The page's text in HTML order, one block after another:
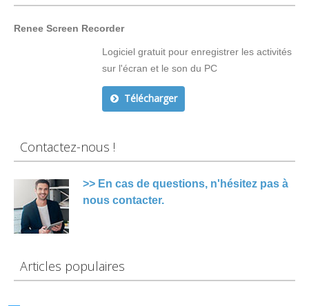
Renee Screen Recorder
Logiciel gratuit pour enregistrer les activités
sur l'écran et le son du PC
Télécharger
Contactez-nous !
>> En cas de questions, n'hésitez pas à
nous contacter.
Articles populaires